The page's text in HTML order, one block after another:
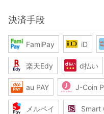
決済手段
FamiPay iD
楽天Edy d払い
au PAY J-Coin
メルペイ Smart